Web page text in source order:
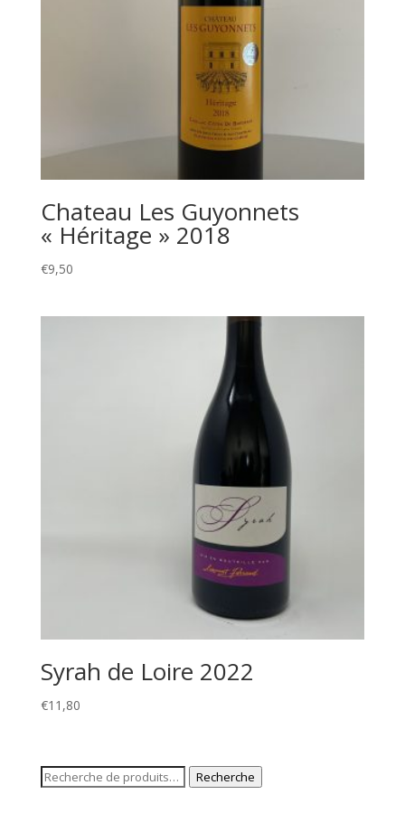
Chateau Les Guyonnets
« Héritage » 2018
€9,50
Syrah de Loire 2022
€11,80
Recherche
Recherche